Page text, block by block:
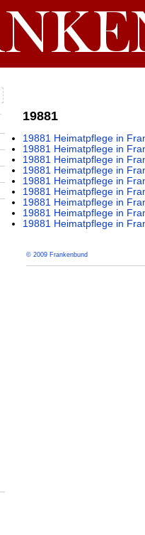
19881
19881 Heimatpflege in
19881 Heimatpflege in
19881 Heimatpflege in
19881 Heimatpflege in
19881 Heimatpflege in
19881 Heimatpflege in
19881 Heimatpflege in
19881 Heimatpflege in
19881 Heimatpflege in
© 2009 Frankenbund